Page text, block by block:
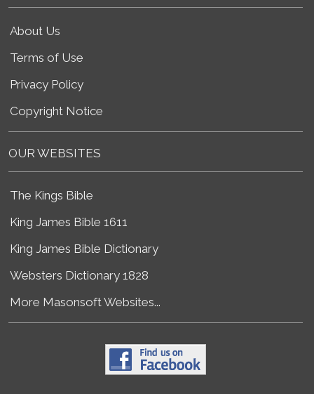
About Us
Terms of Use
Privacy Policy
Copyright Notice
OUR WEBSITES
The Kings Bible
King James Bible 1611
King James Bible Dictionary
Websters Dictionary 1828
More Masonsoft Websites...